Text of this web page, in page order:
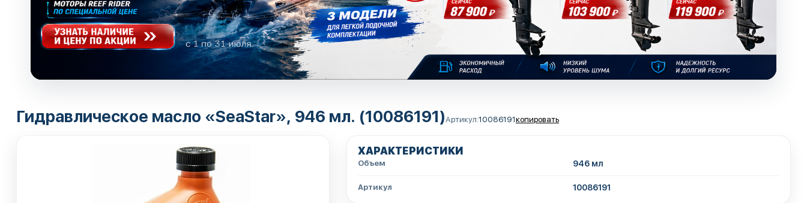
Гидравлическое масло «SeaStar», 946 мл. (10086191)Артикул:10086191копировать
ХАРАКТЕРИСТИКИ
Объем 946 мл
Артикул 10086191